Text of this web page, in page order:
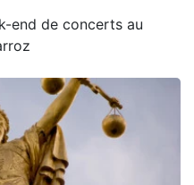
end de concerts au